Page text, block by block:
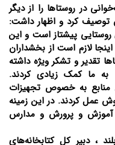
در روستاها را از دیگر
توصیف کرد و اظهار داشت:
روستایی پیشتاز است و این
لازم است از بخشداران
تقدیر و تشکر ویژه داشته
به ما کمک زیادی کردند.
منابع به خصوص تجهیزات
عمل کردند. در این زمینه
آموزش و پرورش و مدارس
، دبیر کل کتابخانه‌های